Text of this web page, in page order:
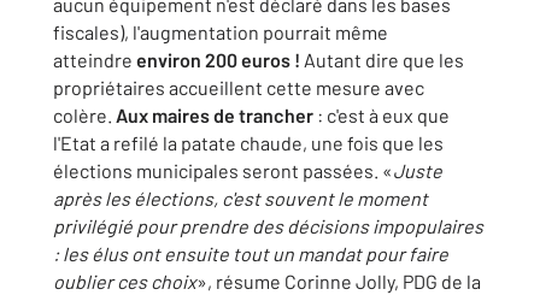
fiscales), l'augmentation pourrait même
atteindre environ 200 euros ! Autant dire que les
propriétaires accueillent cette mesure avec
colère. Aux maires de trancher : c'est à eux que
l'Etat a refilé la patate chaude, une fois que les
élections municipales seront passées. «Juste
après les élections, c'est souvent le moment
privilégié pour prendre des décisions impopulaires
: les élus ont ensuite tout un mandat pour faire
oublier ces choix», résume Corinne Jolly, PDG de la